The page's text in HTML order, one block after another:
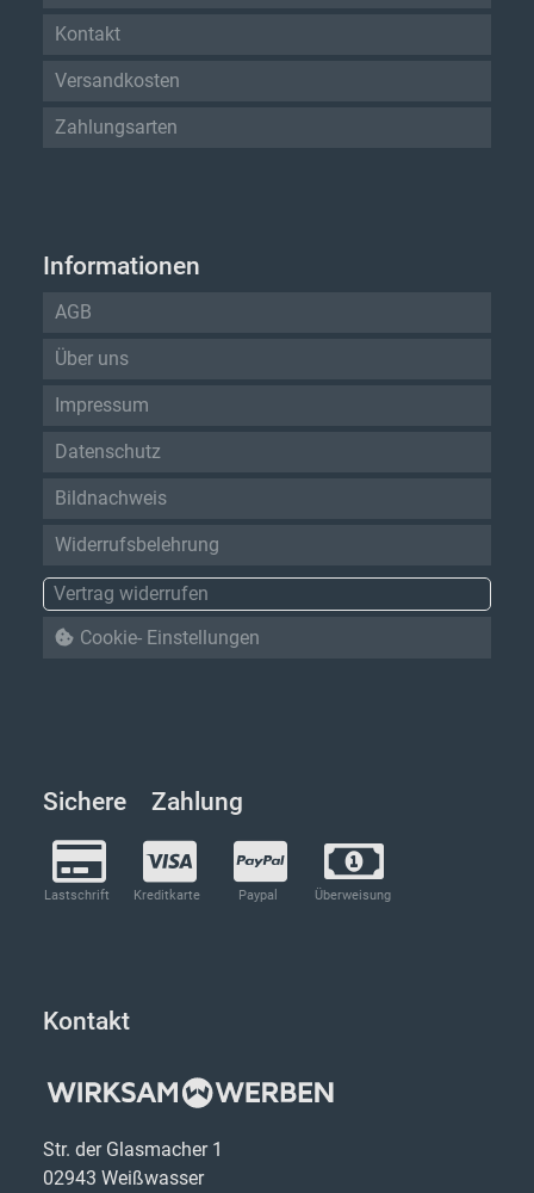
Sichere Zahlung
Lastschrift Kreditkarte Paypal Überweisung
Kontakt
Versandkosten
Zahlungsarten
Informationen
AGB
Über uns
Impressum
Datenschutz
Bildnachweis
Widerrufsbelehrung
Vertrag widerrufen
Cookie- Einstellungen
Kontakt
Str. der Glasmacher 1
02943 Weißwasser